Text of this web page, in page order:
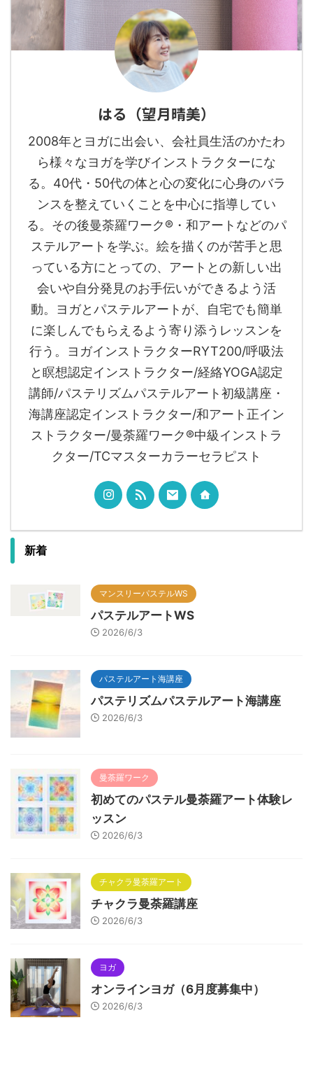
はる（望月晴美）
2008年とヨガに出会い、会社員生活のかたわ
ら様々なヨガを学びインストラクターにな
る。40代・50代の体と心の変化に心身のバラ
ンスを整えていくことを中心に指導してい
る。その後曼荼羅ワーク®︎・和アートなどのパ
ステルアートを学ぶ。絵を描くのが苦手と思
っている方にとっての、アートとの新しい出
会いや自分発見のお手伝いができるよう活
動。ヨガとパステルアートが、自宅でも簡単
に楽しんでもらえるよう寄り添うレッスンを
行う。ヨガインストラクターRYT200/呼吸法
と瞑想認定インストラクター/経絡YOGA認定
講師/パステリズムパステルアート初級講座・
海講座認定インストラクター/和アート正イン
ストラクター/曼荼羅ワーク®︎中級インストラ
クター/TCマスターカラーセラピスト
新着
マンスリーパステルWS
パステルアートWS
2026/6/3
パステルアート海講座
パステリズムパステルアート海講座
2026/6/3
曼荼羅ワーク
初めてのパステル曼荼羅アート体験レ
ッスン
2026/6/3
チャクラ曼荼羅アート
チャクラ曼荼羅講座
2026/6/3
ヨガ
オンラインヨガ（6月度募集中）
2026/6/3